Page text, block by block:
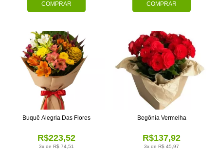
COMPRAR COMPRAR
3x de R$ 74,51
R$223,52
Buquê Alegria Das Flores
3x de R$ 45,97
R$137,92
Begônia Vermelha